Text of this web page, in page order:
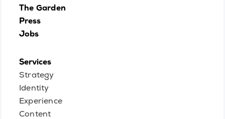
The Garden
Press
Jobs
Services
Strategy
Identity
Experience
Content